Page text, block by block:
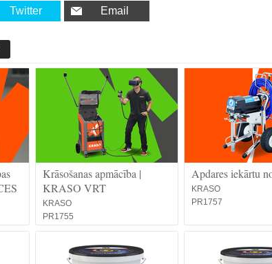
Twitter Email
Krāsošanas apmācība |
KRASO VRT
KRASO
PR1755
Apdares iekārtu
KRASO
PR1757